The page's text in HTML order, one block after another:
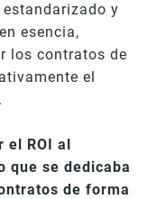
y
esencia,
los contratos de
el
el ROI al
que se dedicaba
de forma